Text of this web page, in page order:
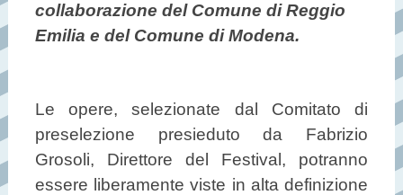
collaborazione del Comune di Reggio
Emilia e del Comune di Modena.
Le opere, selezionate dal Comitato di
preselezione presieduto da Fabrizio
Grosoli, Direttore del Festival, potranno
essere liberamente viste in alta definizione